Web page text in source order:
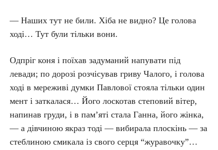
— Наших тут не били. Хіба не видно? Це голова
ході… Тут були тільки вони.
Одпріг коня і поїхав задуманий напувати під
левади; по дорозі розчісував гриву Чалого, і голова
ході в мереживі думки Павлової стояла тільки один
мент і заткалася… Його лоскотав степовий вітер,
напинав груди, і в пам’яті стала Ганна, його жінка,
— а дівчиною якраз тоді — вибирала плоскінь — за
стеблиною смикала із свого серця “журавочку”…